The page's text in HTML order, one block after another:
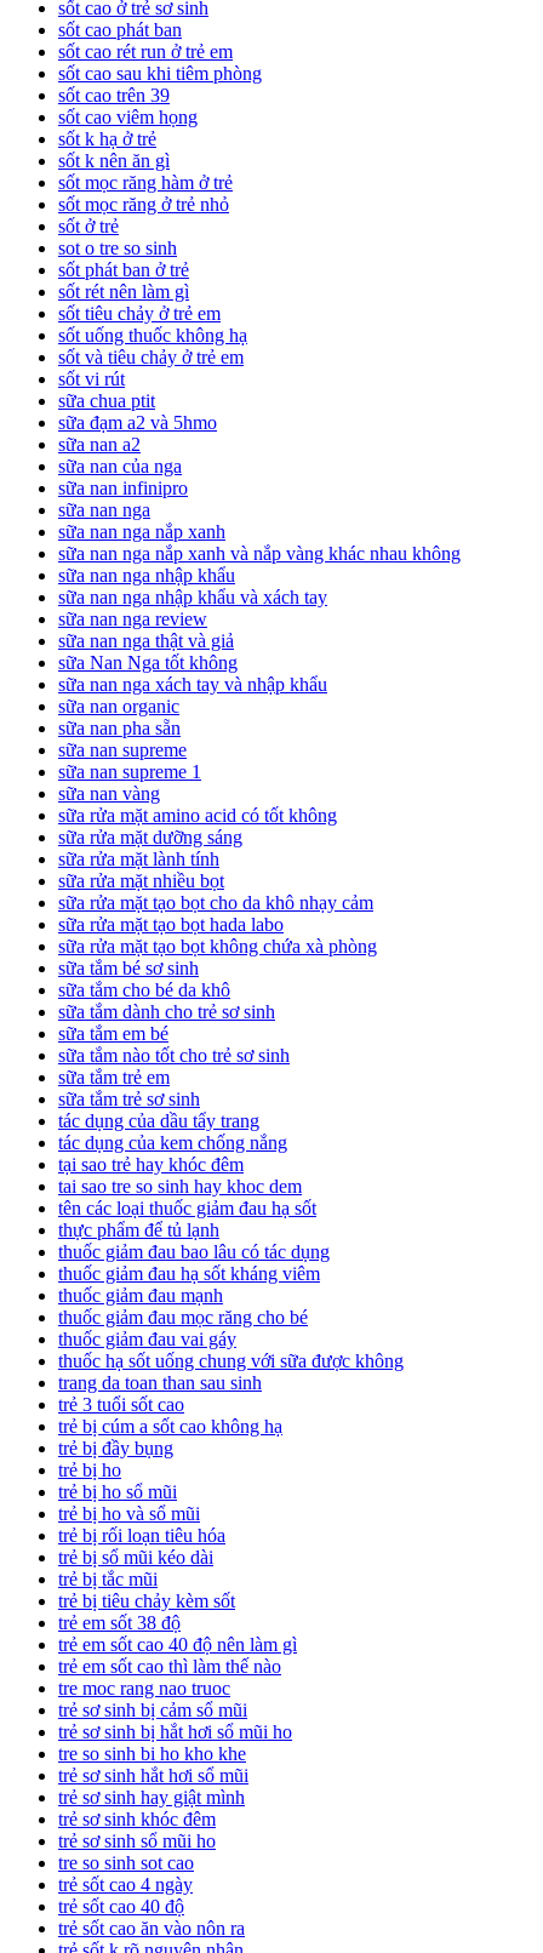
sốt cao ở trẻ sơ sinh
sốt cao phát ban
sốt cao rét run ở trẻ em
sốt cao sau khi tiêm phòng
sốt cao trên 39
sốt cao viêm họng
sốt k hạ ở trẻ
sốt k nên ăn gì
sốt mọc răng hàm ở trẻ
sốt mọc răng ở trẻ nhỏ
sốt ở trẻ
sot o tre so sinh
sốt phát ban ở trẻ
sốt rét nên làm gì
sốt tiêu chảy ở trẻ em
sốt uống thuốc không hạ
sốt và tiêu chảy ở trẻ em
sốt vi rút
sữa chua ptit
sữa đạm a2 và 5hmo
sữa nan a2
sữa nan của nga
sữa nan infinipro
sữa nan nga
sữa nan nga nắp xanh
sữa nan nga nắp xanh và nắp vàng khác nhau không
sữa nan nga nhập khẩu
sữa nan nga nhập khẩu và xách tay
sữa nan nga review
sữa nan nga thật và giả
sữa Nan Nga tốt không
sữa nan nga xách tay và nhập khẩu
sữa nan organic
sữa nan pha sẵn
sữa nan supreme
sữa nan supreme 1
sữa nan vàng
sữa rửa mặt amino acid có tốt không
sữa rửa mặt dưỡng sáng
sữa rửa mặt lành tính
sữa rửa mặt nhiều bọt
sữa rửa mặt tạo bọt cho da khô nhạy cảm
sữa rửa mặt tạo bọt hada labo
sữa rửa mặt tạo bọt không chứa xà phòng
sữa tắm bé sơ sinh
sữa tắm cho bé da khô
sữa tắm dành cho trẻ sơ sinh
sữa tắm em bé
sữa tắm nào tốt cho trẻ sơ sinh
sữa tắm trẻ em
sữa tắm trẻ sơ sinh
tác dụng của dầu tẩy trang
tác dụng của kem chống nắng
tại sao trẻ hay khóc đêm
tai sao tre so sinh hay khoc dem
tên các loại thuốc giảm đau hạ sốt
thực phẩm để tủ lạnh
thuốc giảm đau bao lâu có tác dụng
thuốc giảm đau hạ sốt kháng viêm
thuốc giảm đau mạnh
thuốc giảm đau mọc răng cho bé
thuốc giảm đau vai gáy
thuốc hạ sốt uống chung với sữa được không
trang da toan than sau sinh
trẻ 3 tuổi sốt cao
trẻ bị cúm a sốt cao không hạ
trẻ bị đầy bụng
trẻ bị ho
trẻ bị ho sổ mũi
trẻ bị ho và sổ mũi
trẻ bị rối loạn tiêu hóa
trẻ bị sổ mũi kéo dài
trẻ bị tắc mũi
trẻ bị tiêu chảy kèm sốt
trẻ em sốt 38 độ
trẻ em sốt cao 40 độ nên làm gì
trẻ em sốt cao thì làm thế nào
tre moc rang nao truoc
trẻ sơ sinh bị cảm sổ mũi
trẻ sơ sinh bị hắt hơi sổ mũi ho
tre so sinh bi ho kho khe
trẻ sơ sinh hắt hơi sổ mũi
trẻ sơ sinh hay giật mình
trẻ sơ sinh khóc đêm
trẻ sơ sinh sổ mũi ho
tre so sinh sot cao
trẻ sốt cao 4 ngày
trẻ sốt cao 40 độ
trẻ sốt cao ăn vào nôn ra